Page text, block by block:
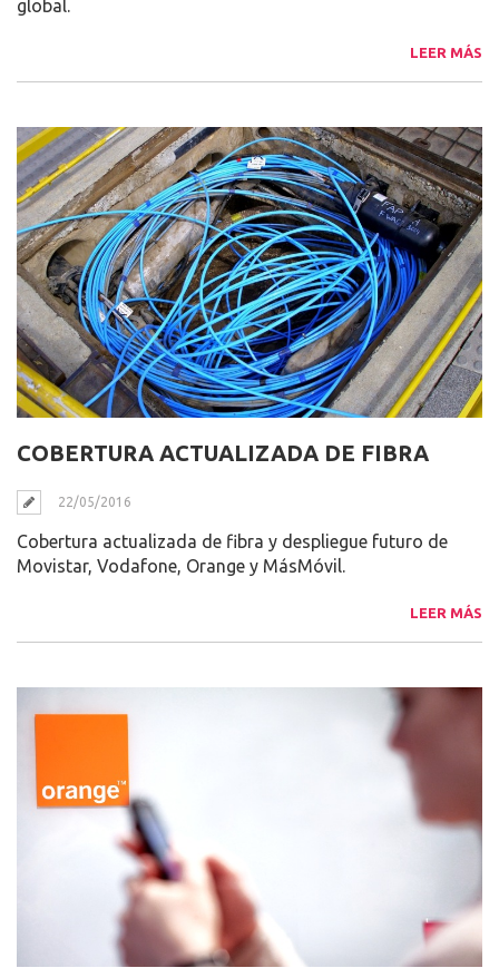
global.
LEER MÁS
COBERTURA ACTUALIZADA DE FIBRA
22/05/2016
Cobertura actualizada de fibra y despliegue futuro de
Movistar, Vodafone, Orange y MásMóvil.
LEER MÁS